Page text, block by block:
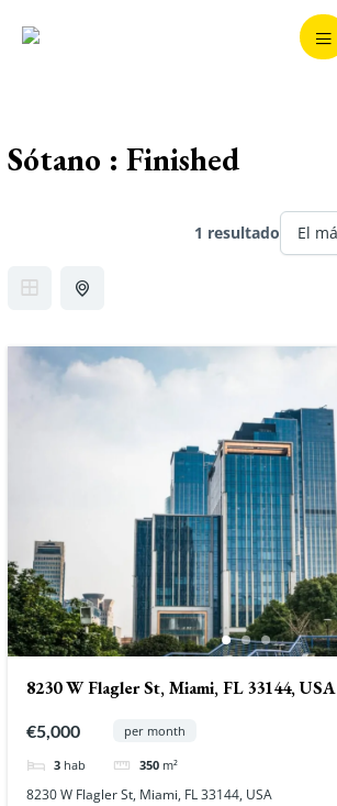
Sótano :Finished
1 resultado
8230 W Flagler St, Miami, FL 33144, USA
€5,000 per month
3 hab 350 m²
8230 W Flagler St, Miami, FL 33144, USA